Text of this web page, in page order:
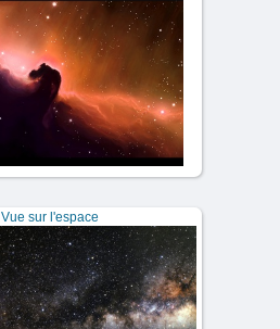
Vue sur l'espace